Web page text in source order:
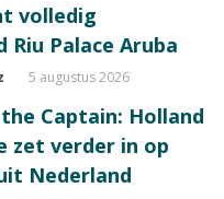
volledig
Riu Palace Aruba
5 augustus 2026
Captain: Holland
zet verder in op
Nederland